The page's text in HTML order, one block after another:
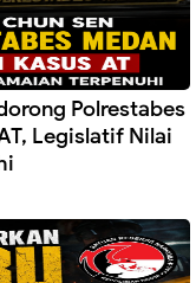
Polrestabes
Legislatif Nilai